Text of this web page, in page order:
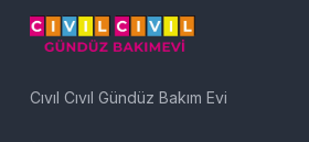
Cıvıl Cıvıl Gündüz Bakım Evi